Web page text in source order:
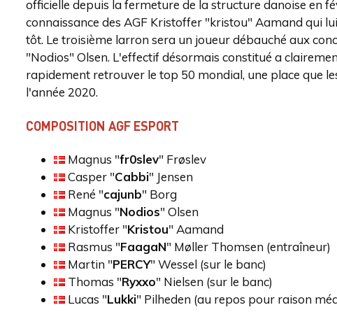
officielle depuis la fermeture de la structure danoise en
connaissance des AGF Kristoffer "kristou" Aamand qui
tôt. Le troisième larron sera un joueur débauché aux
"Nodios" Olsen. L'effectif désormais constitué a
rapidement retrouver le top 50 mondial, une place que
l'année 2020.
COMPOSITION AGF ESPORT
Magnus "⁠fr0slev⁠" Frøslev
Casper "⁠Cabbi⁠" Jensen
René "⁠cajunb⁠" Borg
Magnus "⁠Nodios⁠" Olsen
Kristoffer "⁠Kristou⁠" Aamand
Rasmus "⁠FaagaN⁠" Møller Thomsen (entraîneur)
Martin "⁠PERCY⁠" Wessel (sur le banc)
Thomas "⁠Ryxxo⁠" Nielsen (sur le banc)
Lucas "⁠Lukki⁠" Pilheden (au repos pour raison